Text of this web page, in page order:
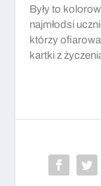
Były to
najmłodsi
którzy
kartki z